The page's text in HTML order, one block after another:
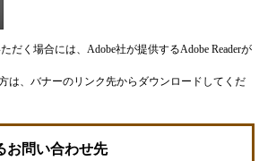
だく場合には、Adobe社が提供するAdobe Readerが
は、バナーのリンク先からダウンロードしてくだ
お問い合わせ先